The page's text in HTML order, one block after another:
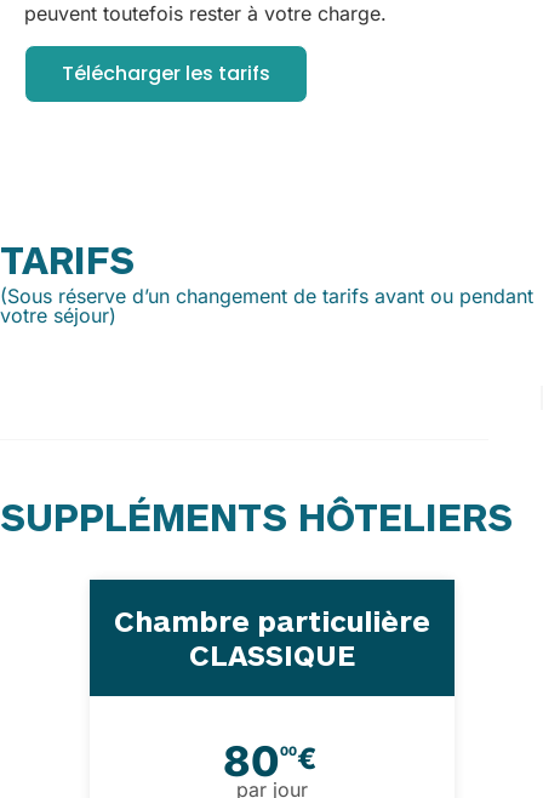
peuvent toutefois rester à votre charge.
Télécharger les tarifs
TARIFS
(Sous réserve d’un changement de tarifs avant ou pendant
votre séjour)
SUPPLÉMENTS HÔTELIERS
Chambre particulière
CLASSIQUE
8000€
par jour